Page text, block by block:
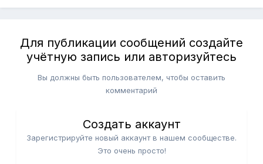
Для публикации сообщений создайте
учётную запись или авторизуйтесь
Вы должны быть пользователем, чтобы оставить
комментарий
Создать аккаунт
Зарегистрируйте новый аккаунт в нашем сообществе.
Это очень просто!